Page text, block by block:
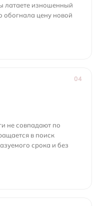
латаете изношенный
обогнала цену новой
04
не совпадают по
в поиск
срока и без